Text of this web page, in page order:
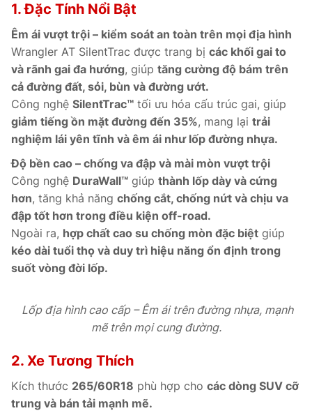
1. Đặc Tính Nổi Bật
Êm ái vượt trội – kiểm soát an toàn trên mọi địa hình
Wrangler AT SilentTrac được trang bị các khối gai to
và rãnh gai đa hướng, giúp tăng cường độ bám trên
cả đường đất, sỏi, bùn và đường ướt.
Công nghệ SilentTrac™ tối ưu hóa cấu trúc gai, giúp
giảm tiếng ồn mặt đường đến 35%, mang lại trải
nghiệm lái yên tĩnh và êm ái như lốp đường nhựa.
Độ bền cao – chống va đập và mài mòn vượt trội
Công nghệ DuraWall™ giúp thành lốp dày và cứng
hơn, tăng khả năng chống cắt, chống nứt và chịu va
đập tốt hơn trong điều kiện off-road.
Ngoài ra, hợp chất cao su chống mòn đặc biệt giúp
kéo dài tuổi thọ và duy trì hiệu năng ổn định trong
suốt vòng đời lốp.
Lốp địa hình cao cấp – Êm ái trên đường nhựa, mạnh
mẽ trên mọi cung đường.
2. Xe Tương Thích
Kích thước 265/60R18 phù hợp cho các dòng SUV cỡ
trung và bán tải mạnh mẽ.